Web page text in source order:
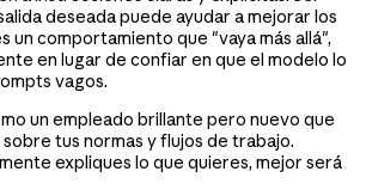
deseada puede ayudar a mejorar los
un comportamiento que "vaya más allá",
en lugar de confiar en que el modelo lo
vagos.
un empleado brillante pero nuevo que
tus normas y flujos de trabajo.
expliques lo que quieres, mejor será